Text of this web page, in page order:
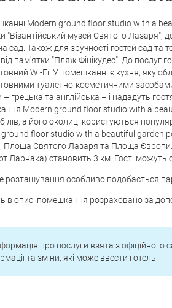
Modern ground floor studio with a
"Візантійський музей Святого
сад. Також для зручності гостей сад
пам'ятки "Пляж Фінікудес". До послуг
Wi-Fi. У помешканні є кухня, яку
туалетно-косметичними
грецька та англійська – і нададуть
Modern ground floor studio with a
а його околиці користуються
floor studio with a beautiful garden
Площа Святого Лазаря та Площа
Ларнака) становить 3 км. Гості
розташування особливо подобається
в описі помешкання розраховано за
про послуги взята з офіційного
та зміни, які може ввести готель.